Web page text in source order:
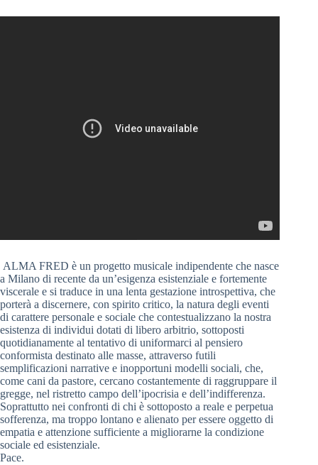
ALMA FRED è un progetto musicale indipendente che nasce
a Milano di recente da un’esigenza esistenziale e fortemente
viscerale e si traduce in una lenta gestazione introspettiva, che
porterà a discernere, con spirito critico, la natura degli eventi
di carattere personale e sociale che contestualizzano la nostra
esistenza di individui dotati di libero arbitrio, sottoposti
quotidianamente al tentativo di uniformarci al pensiero
conformista destinato alle masse, attraverso futili
semplificazioni narrative e inopportuni modelli sociali, che,
come cani da pastore, cercano costantemente di raggruppare il
gregge, nel ristretto campo dell’ipocrisia e dell’indifferenza.
Soprattutto nei confronti di chi è sottoposto a reale e perpetua
sofferenza, ma troppo lontano e alienato per essere oggetto di
empatia e attenzione sufficiente a migliorarne la condizione
sociale ed esistenziale.
Pace.